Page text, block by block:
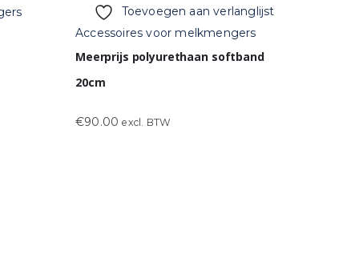
Toevoegen aan verlanglijst
Accessoires voor melkmengers
Meerprijs polyurethaan softband
20cm
€90.00 excl. BTW